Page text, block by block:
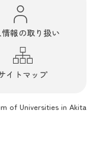
報の取り扱い
イトマップ
of Universities in Akita